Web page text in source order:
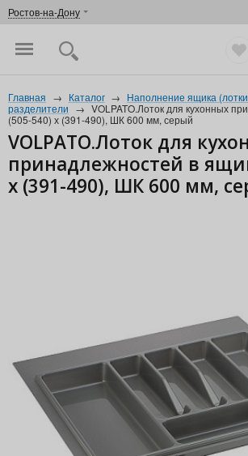
Ростов-на-Дону
Главная → Каталог → Наполнение ящика
разделители → VOLPATO.Лоток для кухонных
(505-540) х (391-490), ШК 600 мм, серый
VOLPATO.Лоток для
принадлежностей в
х (391-490), ШК 600 мм,